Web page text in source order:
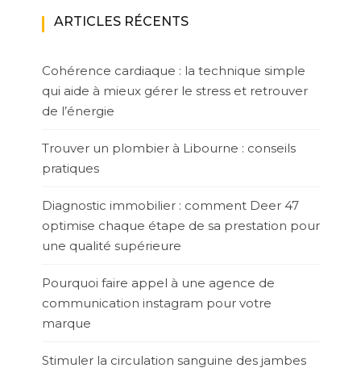
ARTICLES RÉCENTS
Cohérence cardiaque : la technique simple
qui aide à mieux gérer le stress et retrouver
de l’énergie
Trouver un plombier à Libourne : conseils
pratiques
Diagnostic immobilier : comment Deer 47
optimise chaque étape de sa prestation pour
une qualité supérieure
Pourquoi faire appel à une agence de
communication instagram pour votre
marque
Stimuler la circulation sanguine des jambes